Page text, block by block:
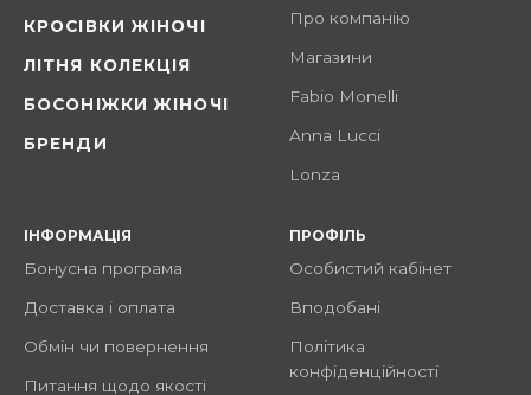
КРОСІВКИ ЖІНОЧІ
ЛІТНЯ КОЛЕКЦІЯ
БОСОНІЖКИ ЖІНОЧІ
БРЕНДИ
Про компанію
Магазини
Fabio Monelli
Anna Lucci
Lonza
ІНФОРМАЦІЯ
Бонусна програма
Доставка і оплата
Обмін чи повернення
Питання щодо якості
ПРОФІЛЬ
Особистий кабінет
Вподобані
Політика
конфіденційності